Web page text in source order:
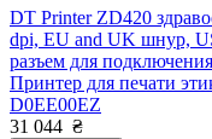
DT Printer ZD420
dpi, EU and UK шнур,
разъем для
Принтер для печати
D0EE00EZ
31 044 ₴